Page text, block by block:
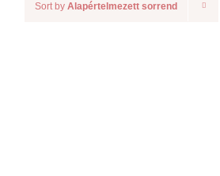
Sort by Alapértelmezett sorrend